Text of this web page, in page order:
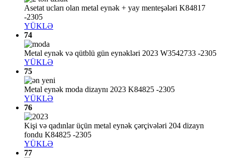
Asetat ucları olan metal eynək + yay menteşələri K84817
-2305
YÜKLƏ
74
Metal eynək və qütblü gün eynəkləri 2023 W3542733 -2305
YÜKLƏ
75
Metal eynək moda dizaynı 2023 K84825 -2305
YÜKLƏ
76
Kişi və qadınlar üçün metal eynək çərçivələri 204 dizayn
fondu K84825 -2305
YÜKLƏ
77